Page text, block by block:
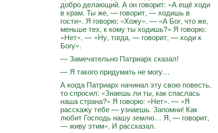
добро делающий. А он говорит: «А ещё ходи
в храм. Ты же, — говорит, — ходишь в
гости». Я говорю: «Хожу». — «А Бог, что же,
меньше тех, к кому ты ходишь?» Я говорю:
«Нет». — «Ну, тогда, — говорит, — ходи к
Богу».
— Замечательно Патриарх сказал!
— Я такого придумать не могу…
А когда Патриарх начинал эту свою повесть,
то спросил: «Знаешь ли ты, как спаслась
наша страна?» Я говорю: «Нет». — «Я
расскажу тебе — узнаешь. Запомни! Как
любит Господь нашу землю… Я, — говорит,
— живу этим». И рассказал.